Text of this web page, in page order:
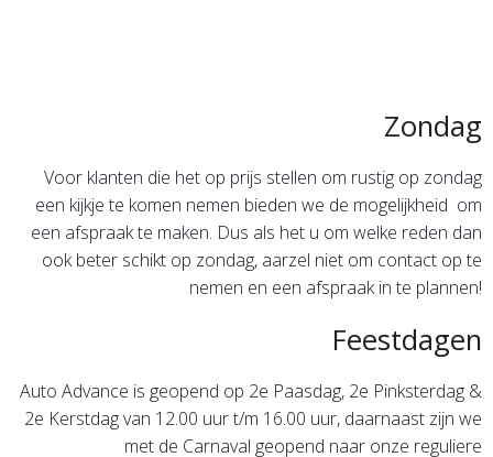
Zondag
Voor klanten die het op prijs stellen om rustig op zondag
een kijkje te komen nemen bieden we de mogelijkheid om
een afspraak te maken. Dus als het u om welke reden dan
ook beter schikt op zondag, aarzel niet om contact op te
nemen en een afspraak in te plannen!
Feestdagen
Auto Advance is geopend op 2e Paasdag, 2e Pinksterdag &
2e Kerstdag van 12.00 uur t/m 16.00 uur, daarnaast zijn we
met de Carnaval geopend naar onze reguliere